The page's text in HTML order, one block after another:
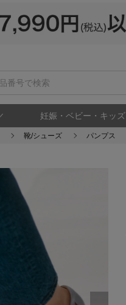
妊娠・ベビー・キッズ
靴/シューズ パンプス